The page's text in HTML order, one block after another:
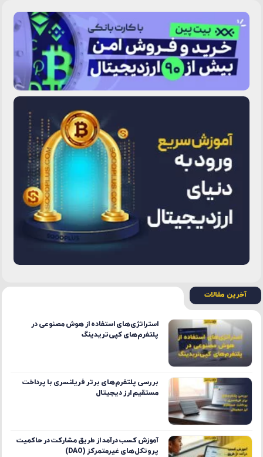
آخرین مقالات
استراتژی‌های استفاده از هوش مصنوعی در
پلتفرم‌های کپی‌تریدینگ
بررسی پلتفرم‌های برتر فریلنسری با پرداخت
مستقیم ارز دیجیتال
آموزش کسب درآمد از طریق مشارکت در حاکمیت
پروتکل‌های غیرمتمرکز (DAO)